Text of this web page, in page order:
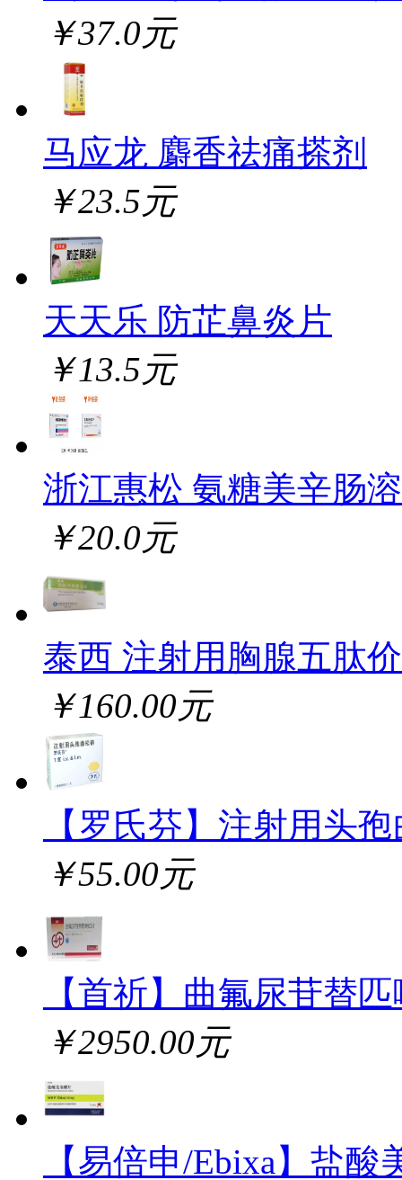
￥37.0元
马应龙 麝香祛痛搽剂
￥23.5元
天天乐 防芷鼻炎片
￥13.5元
浙江惠松 氨糖美辛肠
￥20.0元
泰西 注射用胸腺五肽
￥160.00元
【罗氏芬】注射用头
￥55.00元
【首祈】曲氟尿苷替
￥2950.00元
【易倍申/Ebixa】盐酸